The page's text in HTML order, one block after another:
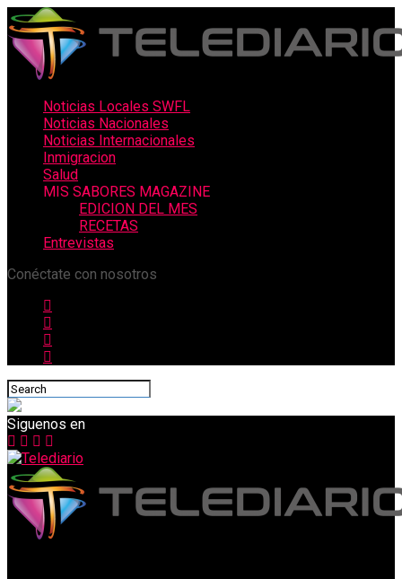
Noticias Locales SWFL
Noticias Nacionales
Noticias Internacionales
Inmigracion
Salud
MIS SABORES MAGAZINE
EDICION DEL MES
RECETAS
Entrevistas
Conéctate con nosotros
Siguenos en